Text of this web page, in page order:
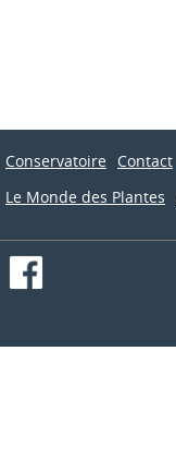
Conservatoire Contact
Le Monde des Plantes